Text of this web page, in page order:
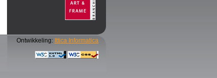
Ontwikkeling: Ittica Informatica